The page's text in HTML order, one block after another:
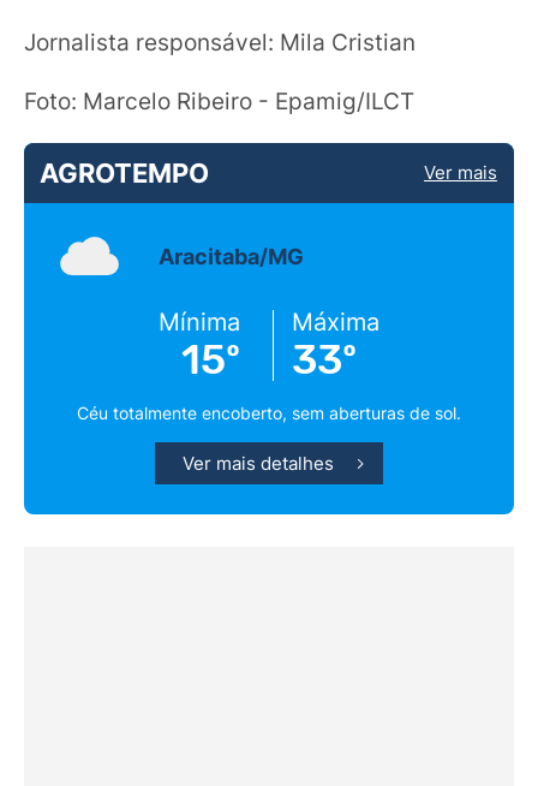
Jornalista responsável: Mila Cristian
Foto: Marcelo Ribeiro - Epamig/ILCT
AGROTEMPO Ver mais
Aracitaba/MG
Mínima
15º
Máxima
33º
Céu totalmente encoberto, sem aberturas de sol.
Ver mais detalhes